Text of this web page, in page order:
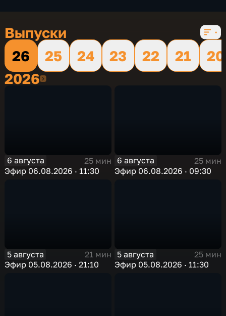
Выпуски
26
25 24 23 22 21
20
20262026
6 августа
25 мин
Эфир 06.08.2026 · 11:30
6 августа
25 мин
Эфир 06.08.2026 · 09:30
5 августа
21 мин
Эфир 05.08.2026 · 21:10
5 августа
25 мин
Эфир 05.08.2026 · 11:30